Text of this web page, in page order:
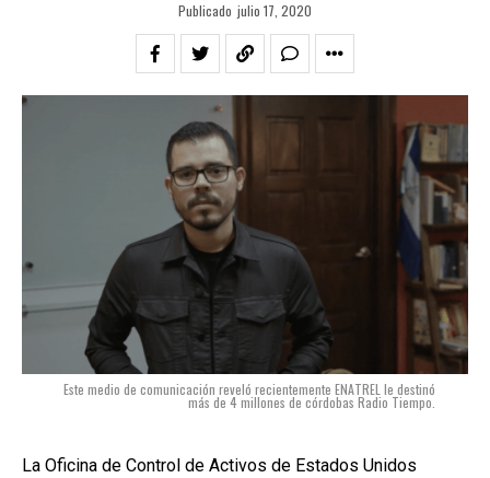
Publicado julio 17, 2020
Este medio de comunicación reveló recientemente ENATREL le destinó
más de 4 millones de córdobas Radio Tiempo.
La Oficina de Control de Activos de Estados Unidos